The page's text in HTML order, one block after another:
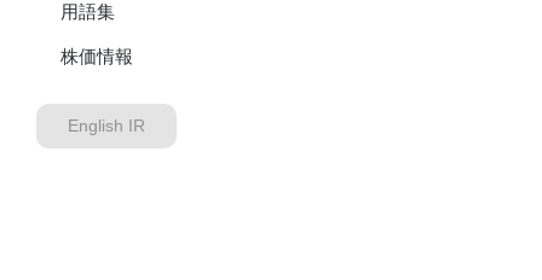
用語集
株価情報
English IR